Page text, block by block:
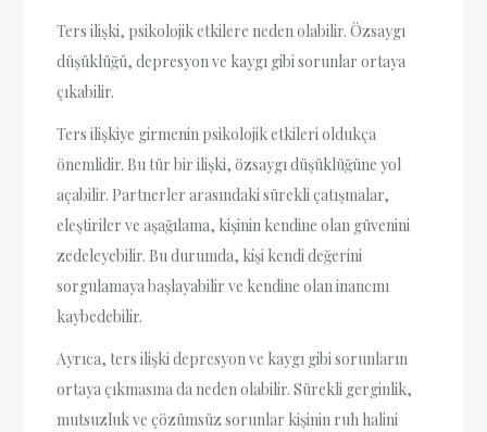
Ters ilişki, psikolojik etkilere neden olabilir. Özsaygı
düşüklüğü, depresyon ve kaygı gibi sorunlar ortaya
çıkabilir.
Ters ilişkiye girmenin psikolojik etkileri oldukça
önemlidir. Bu tür bir ilişki, özsaygı düşüklüğüne yol
açabilir. Partnerler arasındaki sürekli çatışmalar,
eleştiriler ve aşağılama, kişinin kendine olan güvenini
zedeleyebilir. Bu durumda, kişi kendi değerini
sorgulamaya başlayabilir ve kendine olan inancını
kaybedebilir.
Ayrıca, ters ilişki depresyon ve kaygı gibi sorunların
ortaya çıkmasına da neden olabilir. Sürekli gerginlik,
mutsuzluk ve çözümsüz sorunlar kişinin ruh halini